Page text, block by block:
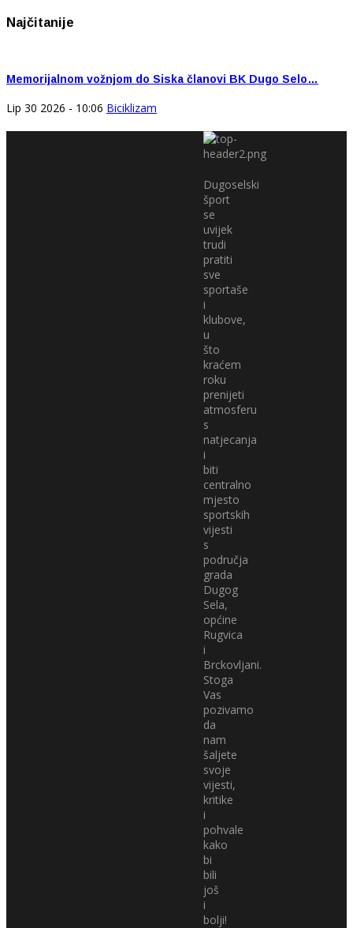
Najčitanije
Memorijalnom vožnjom do Siska članovi BK Dugo Selo…
Lip 30 2026 - 10:06 Biciklizam
Dugoselski
šport
se
uvijek
trudi
pratiti
sve
sportaše
i
klubove,
u
što
kraćem
roku
prenijeti
atmosferu
s
natjecanja
i
biti
centralno
mjesto
sportskih
vijesti
s
područja
grada
Dugog
Sela,
općine
Rugvica
i
Brckovljani.
Stoga
Vas
pozivamo
da
nam
šaljete
svoje
vijesti,
kritike
i
pohvale
kako
bi
bili
još
i
bolji!